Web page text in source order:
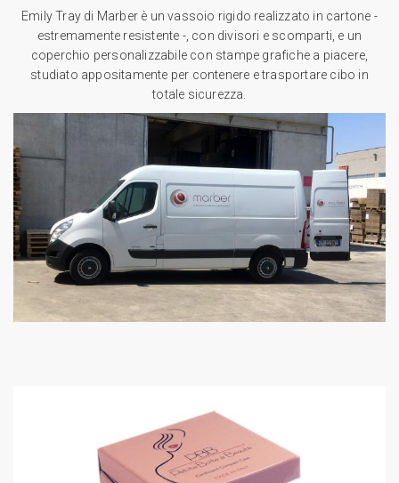
Emily Tray di Marber è un vassoio rigido realizzato in cartone -
estremamente resistente -, con divisori e scomparti, e un
coperchio personalizzabile con stampe grafiche a piacere,
studiato appositamente per contenere e trasportare cibo in
totale sicurezza.